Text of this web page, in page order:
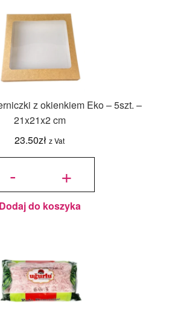
z okienkiem Eko – 5szt. –
21x21x2 cm
23.50zł z Vat
---
cm
+
Dodaj do koszyka